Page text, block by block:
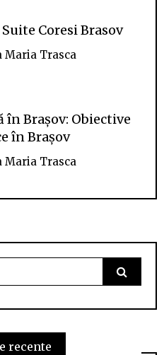
Coresi Brasov
Maria Trasca
în Brașov: Obiective
în Brașov
Maria Trasca
recente